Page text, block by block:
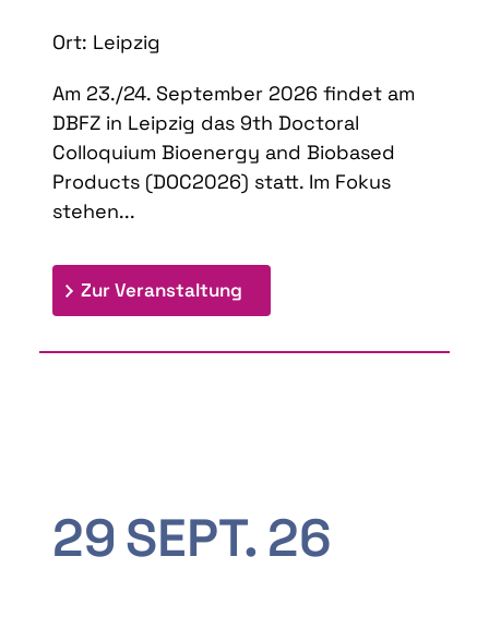
Ort: Leipzig
Am 23./24. September 2026 findet am
DBFZ in Leipzig das 9th Doctoral
Colloquium Bioenergy and Biobased
Products (DOC2026) statt. Im Fokus
stehen...
Zur Veranstaltung
29SEPT. 26